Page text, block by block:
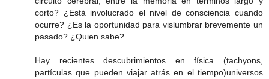
corto? ¿Está involucrado el nivel de consciencia cuando
ocurre? ¿Es la oportunidad para vislumbrar brevemente un
pasado? ¿Quien sabe?
Hay recientes descubrimientos en física (tachyons,
partículas que pueden viajar atrás en el tiempo)universos